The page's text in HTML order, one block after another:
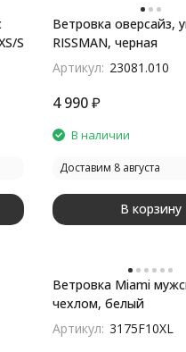
S
Ветровка оверсайз,
RISSMAN, черная
Артикул: 23081.010
4 990₽
В наличии
Доставим 8 августа
В корзину
Ветровка Miami
чехлом, белый
Артикул: 3175F10XL